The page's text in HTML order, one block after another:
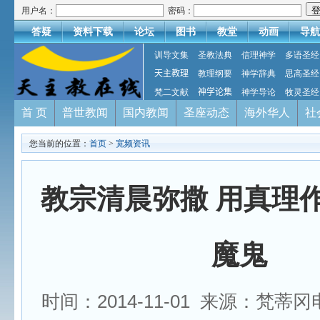
用户名： 密码：
答疑 资料下载 论坛 图书 教堂 动画 导航
训导文集 圣教法典 信理神学
多语圣经
天主教理
教理纲要 神学辞典
思高圣经
梵二文献
神学论集 神学导论 牧灵圣经
首 页 普世教闻 国内教闻 圣座动态 海外华人 社
您当前的位置： 首页 > 宽频资讯
教宗清晨弥撒 用真理
魔鬼
时间：2014-11-01 来源：梵蒂